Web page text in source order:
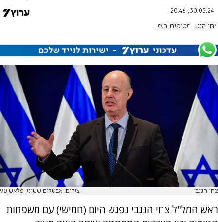
30.05.24, 20:46
צחי הנגבי חטופים בעזה
צחי הנגבי צילום: אבשלום ששוני, פלאש 90
ראש המל"ל צחי הנגבי נפגש היום (חמישי) עם משפחות